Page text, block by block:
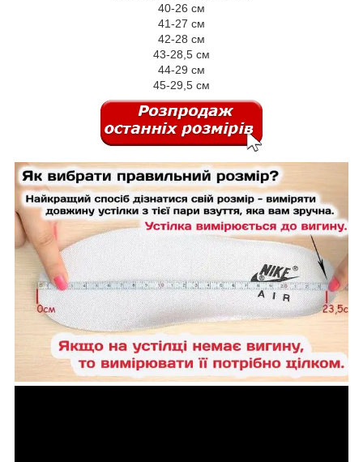
40-26 см
41-27 см
42-28 см
43-28,5 см
44-29 см
45-29,5 см